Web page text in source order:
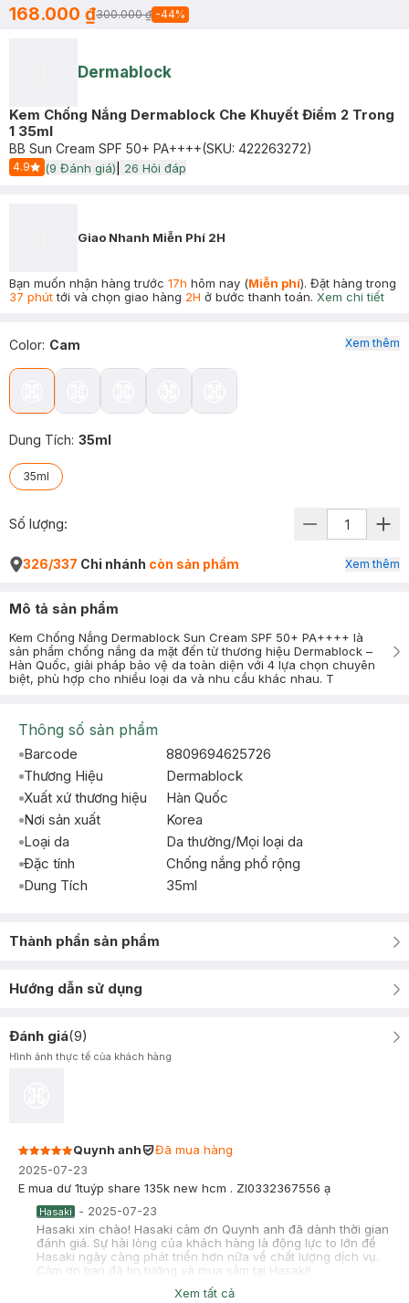
168.000 ₫300.000 ₫ -44%
Dermablock
Kem Chống Nắng Dermablock Che Khuyết Điểm 2 Trong
1 35ml
BB Sun Cream SPF 50+ PA++++(SKU: 422263272)
4.9
Start Icon
(9 Đánh giá) 26 Hỏi đáp
Giao Nhanh Miễn Phí 2H
Bạn muốn nhận hàng trước 17h hôm nay (Miễn phí). Đặt hàng trong
37 phúttới và chọn giao hàng 2H ở bước thanh toán. Xem chi tiết
Color: Cam
Dung Tích: 35ml
35ml
Xem thêm
Số lượng:
326/337 Chi nhánh còn sản phẩm Xem thêm
Mô tả sản phẩm
Kem Chống Nắng Dermablock Sun Cream SPF 50+ PA++++ là
sản phẩm chống nắng da mặt đến từ thương hiệu Dermablock –
Hàn Quốc, giải pháp bảo vệ da toàn diện với 4 lựa chọn chuyên
biệt, phù hợp cho nhiều loại da và nhu cầu khác nhau. T
Thông số sản phẩm
Barcode
8809694625726
Thương Hiệu
Dermablock
Xuất xứ thương hiệu
Hàn Quốc
Nơi sản xuất
Korea
Loại da
Da thường/Mọi loại da
Đặc tính
Chống nắng phổ rộng
Dung Tích
35ml
Thành phần sản phẩm
Hướng dẫn sử dụng
Đánh giá(9)
Hình ảnh thực tế của khách hàng
Quynh anh
Đã mua hàng
2025-07-23
E mua dư 1tuýp share 135k new hcm . Zl0332367556 ạ
Hasaki - 2025-07-23
Hasaki xin chào! Hasaki cảm ơn Quynh anh đã dành thời gian
đánh giá. Sự hài lòng của khách hàng là động lực to lớn để
Hasaki ngày càng phát triển hơn nữa về chất lượng dịch vụ.
Cảm ơn bạn đã tin tưởng và mua sắm tại Hasaki!
Xem tất cả